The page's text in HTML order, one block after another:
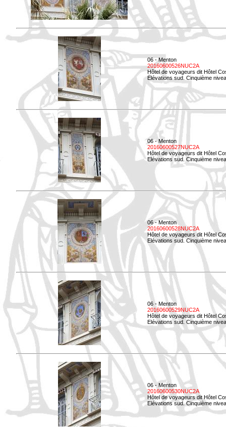
06 - Menton
20160600526NUC2A
Hôtel de voyageurs dit Hôtel
Elévations sud. Cinquième
06 - Menton
20160600527NUC2A
Hôtel de voyageurs dit Hôtel
Elévations sud. Cinquième
06 - Menton
20160600528NUC2A
Hôtel de voyageurs dit Hôtel
Elévations sud. Cinquième
06 - Menton
20160600529NUC2A
Hôtel de voyageurs dit Hôtel
Elévations sud. Cinquième
06 - Menton
20160600530NUC2A
Hôtel de voyageurs dit Hôtel
Elévations sud. Cinquième